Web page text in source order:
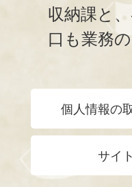
収納課と、
口も業務
個人情報の
サイ